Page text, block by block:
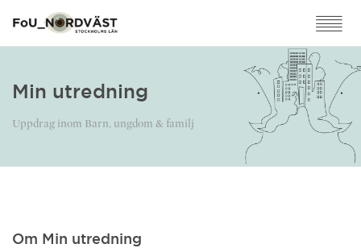
Min utredning
Uppdrag inom Barn, ungdom & familj
Om Min utredning